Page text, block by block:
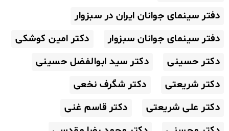
دفتر سینمای جوانان ایران در سبزوار
دفتر سینمای جوانان سبزوار
دکتر امین کوشکی
دکتر حسینی
دکتر سید ابوالفضل حسینی
دکتر شریعتی
دکتر شگرف نخعی
دکتر علی شریعتی
دکتر قاسم غنی